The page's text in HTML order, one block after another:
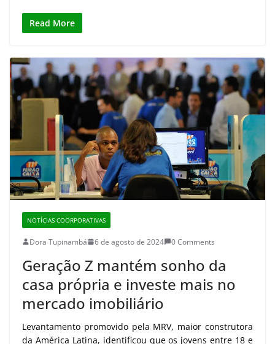
Read More
NOTÍCIAS COORPORATIVAS
Dora Tupinambá 6 de agosto de 2024 0 Comments
Geração Z mantém sonho da
casa própria e investe mais no
mercado imobiliário
Levantamento promovido pela MRV, maior construtora
da América Latina, identificou que os jovens entre 18 e